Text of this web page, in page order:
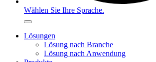
Wählen Sie Ihre Sprache.
Lösungen
Lösung nach Branche
Lösung nach Anwendung